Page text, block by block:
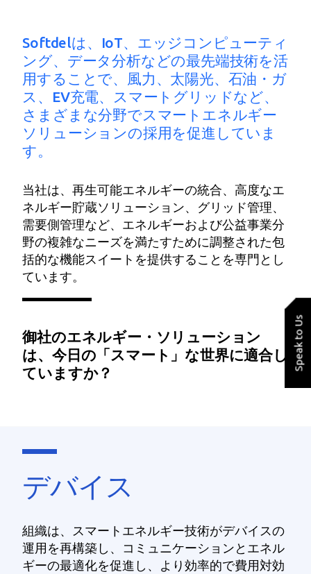
Softdelは、IoT、エッジコンピューティ
ング、データ分析などの最先端技術を活
用することで、風力、太陽光、石油・ガ
ス、EV充電、スマートグリッドなど、
さまざまな分野でスマートエネルギー
ソリューションの採用を促進していま
す。
当社は、再生可能エネルギーの統合、高度なエ
ネルギー貯蔵ソリューション、グリッド管理、
需要側管理など、エネルギーおよび公益事業分
野の複雑なニーズを満たすために調整された包
括的な機能スイートを提供することを専門とし
ています。
御社のエネルギー・ソリューション
は、今日の「スマート」な世界に適合し
ていますか？
Speak to Us
デバイス
組織は、スマートエネルギー技術がデバイスの
運用を再構築し、コミュニケーションとエネル
ギーの最適化を促進し、より効率的で費用対効